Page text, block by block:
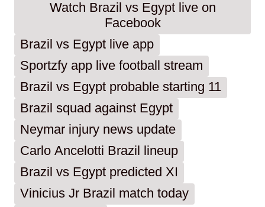
Watch Brazil vs Egypt live on
Facebook
Brazil vs Egypt live app
Sportzfy app live football stream
Brazil vs Egypt probable starting 11
Brazil squad against Egypt
Neymar injury news update
Carlo Ancelotti Brazil lineup
Brazil vs Egypt predicted XI
Vinicius Jr Brazil match today